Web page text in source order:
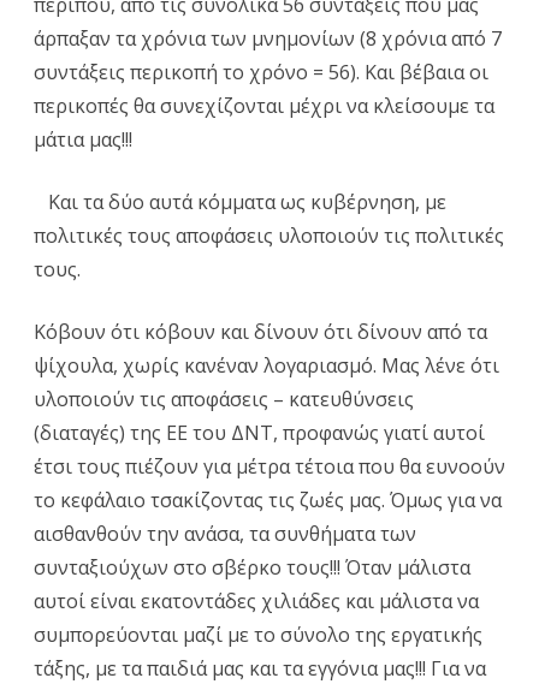
άρπαξαν τα χρόνια των μνημονίων (8 χρόνια από 7
συντάξεις περικοπή το χρόνο = 56). Και βέβαια οι
περικοπές θα συνεχίζονται μέχρι να κλείσουμε τα
μάτια μας!!!
Και τα δύο αυτά κόμματα ως κυβέρνηση, με
πολιτικές τους αποφάσεις υλοποιούν τις πολιτικές
τους.
Κόβουν ότι κόβουν και δίνουν ότι δίνουν από τα
ψίχουλα, χωρίς κανέναν λογαριασμό. Μας λένε ότι
υλοποιούν τις αποφάσεις – κατευθύνσεις
(διαταγές) της ΕΕ του ΔΝΤ, προφανώς γιατί αυτοί
έτσι τους πιέζουν για μέτρα τέτοια που θα ευνοούν
το κεφάλαιο τσακίζοντας τις ζωές μας. Όμως για να
αισθανθούν την ανάσα, τα συνθήματα των
συνταξιούχων στο σβέρκο τους!!! Όταν μάλιστα
αυτοί είναι εκατοντάδες χιλιάδες και μάλιστα να
συμπορεύονται μαζί με το σύνολο της εργατικής
τάξης, με τα παιδιά μας και τα εγγόνια μας!!! Για να